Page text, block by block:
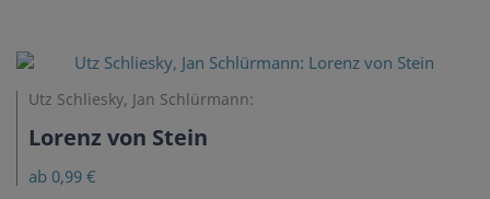
Utz Schliesky, Jan Schlürmann:
Lorenz von Stein
ab 0,99 €